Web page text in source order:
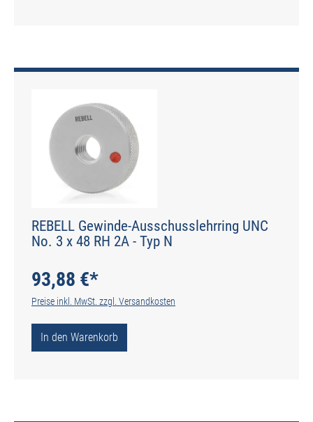
REBELL Gewinde-Ausschusslehrring UNC
No. 3 x 48 RH 2A - Typ N
93,88 €*
Preise inkl. MwSt. zzgl. Versandkosten
In den Warenkorb